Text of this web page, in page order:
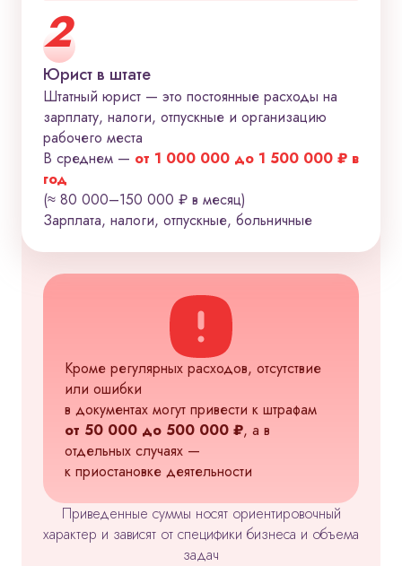
2
Юрист в штате
Штатный юрист — это постоянные расходы на
зарплату, налоги, отпускные и организацию
рабочего места
В среднем — от 1 000 000 до 1 500 000 ₽ в
год
(≈ 80 000–150 000 ₽ в месяц)
Зарплата, налоги, отпускные, больничные
Кроме регулярных расходов, отсутствие
или ошибки
в документах могут привести к штрафам
от 50 000 до 500 000 ₽, а в
отдельных случаях —
к приостановке деятельности
Приведенные суммы носят ориентировочный
характер и зависят от специфики бизнеса и объема
задач